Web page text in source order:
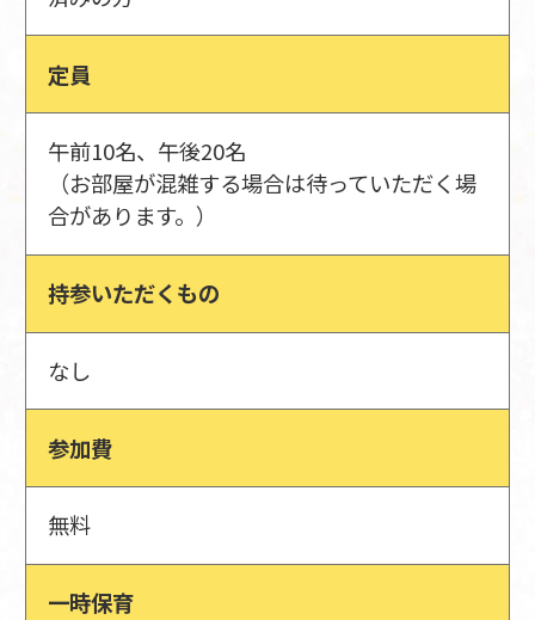
定員
午前10名、午後20名
（お部屋が混雑する場合は待っていただく場
合があります。）
持参いただくもの
なし
参加費
無料
一時保育